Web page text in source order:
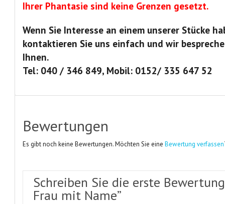
Ihrer Phantasie sind keine Grenzen gesetzt.
Wenn Sie Interesse an einem unserer Stücke
kontaktieren Sie uns einfach und wir
Ihnen.
Tel: 040 / 346 849, Mobil: 0152/ 335 647 52
Bewertungen
Es gibt noch keine Bewertungen. Möchten Sie eineBewertung verfassen
Schreiben Sie die erste Bewertung
Frau mit Name”